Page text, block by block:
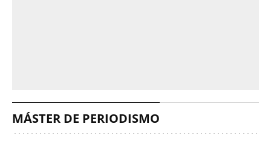
MÁSTER DE PERIODISMO